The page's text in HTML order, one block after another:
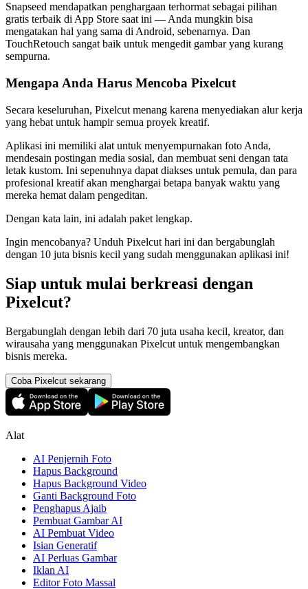
Snapseed mendapatkan penghargaan terhormat sebagai pilihan
gratis terbaik di App Store saat ini — Anda mungkin bisa
mengatakan hal yang sama di Android, sebenarnya. Dan
TouchRetouch sangat baik untuk mengedit gambar yang kurang
sempurna.
Mengapa Anda Harus Mencoba Pixelcut
Secara keseluruhan, Pixelcut menang karena menyediakan alur kerja
yang hebat untuk hampir semua proyek kreatif.
Aplikasi ini memiliki alat untuk menyempurnakan foto Anda,
mendesain postingan media sosial, dan membuat seni dengan tata
letak kustom. Ini sepenuhnya dapat diakses untuk pemula, dan para
profesional kreatif akan menghargai betapa banyak waktu yang
mereka hemat dalam pengeditan.
Dengan kata lain, ini adalah paket lengkap.
Ingin mencobanya? Unduh Pixelcut hari ini dan bergabunglah
dengan 10 juta bisnis kecil yang sudah menggunakan aplikasi ini!
Siap untuk mulai berkreasi dengan
Pixelcut?
Bergabunglah dengan lebih dari 70 juta usaha kecil, kreator, dan
wirausaha yang menggunakan Pixelcut untuk mengembangkan
bisnis mereka.
Coba Pixelcut sekarang
Alat
AI Penjernih Foto
Hapus Background
Hapus Background Video
Ganti Background Foto
Penghapus Ajaib
Pembuat Gambar AI
AI Pembuat Video
Isian Generatif
AI Perluas Gambar
Iklan AI
Editor Foto Massal